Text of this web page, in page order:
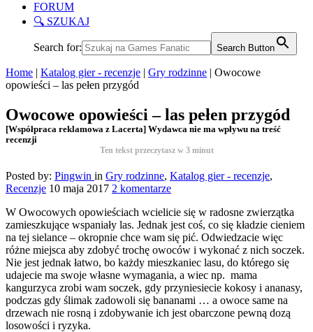
FORUM
🔍 SZUKAJ
Search for: Search Button
Home | Katalog gier - recenzje | Gry rodzinne | Owocowe
opowieści – las pełen przygód
Owocowe opowieści – las pełen przygód
[Współpraca reklamowa z Lacerta] Wydawca nie ma wpływu na treść
recenzji
Ten tekst przeczytasz w 3 minut
Posted by: Pingwin in Gry rodzinne, Katalog gier - recenzje,
Recenzje 10 maja 2017 2 komentarze
W Owocowych opowieściach wcielicie się w radosne zwierzątka
zamieszkujące wspaniały las. Jednak jest coś, co się kładzie cieniem
na tej sielance – okropnie chce wam się pić. Odwiedzacie więc
różne miejsca aby zdobyć trochę owoców i wykonać z nich soczek.
Nie jest jednak łatwo, bo każdy mieszkaniec lasu, do którego się
udajecie ma swoje własne wymagania, a wiec np. mama
kangurzyca zrobi wam soczek, gdy przyniesiecie kokosy i ananasy,
podczas gdy ślimak zadowoli się bananami … a owoce same na
drzewach nie rosną i zdobywanie ich jest obarczone pewną dozą
losowości i ryzyka.